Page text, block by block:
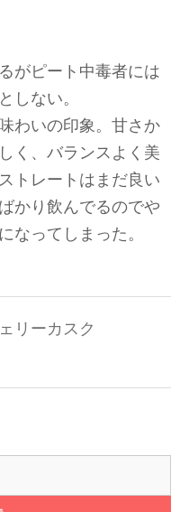
がピート中毒者には
しない。
わいの印象。甘さか
く、バランスよく美
トレートはまだ良い
かり飲んでるのでや
なってしまった。
リーカスク